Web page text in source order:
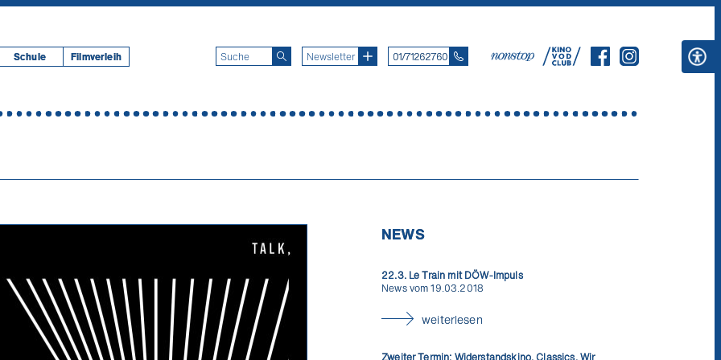
Schule Filmverleih 01/71262760
NEWS
22.3. Le Train mit DÖW-Impuls
News vom 19.03.2018
weiterlesen
Zweiter Termin: Widerstandskino. Classics. Wir